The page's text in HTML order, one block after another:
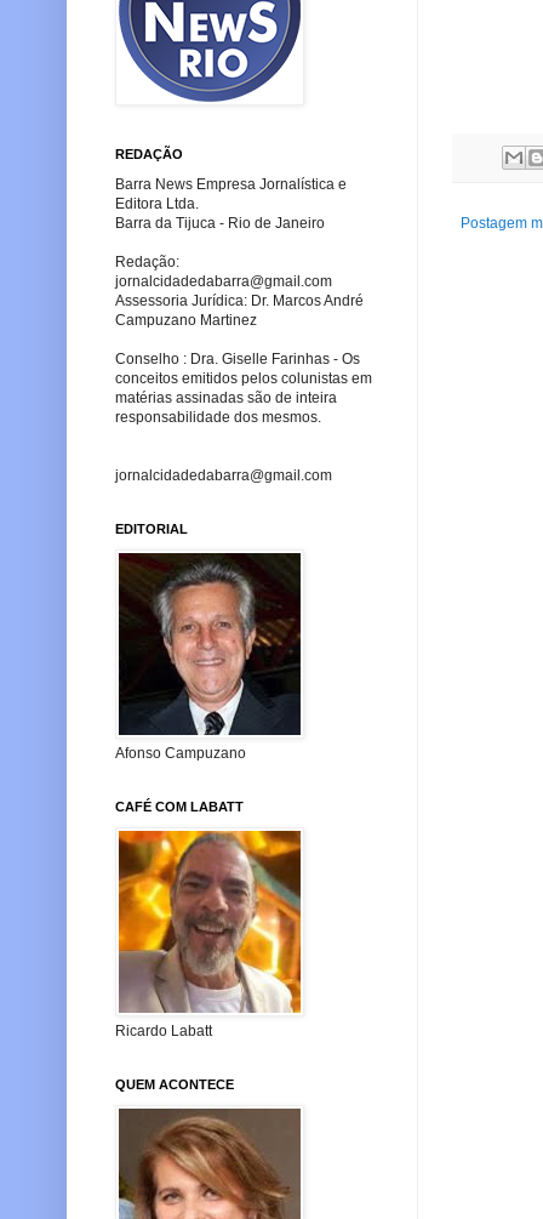
Postagem
REDAÇÃO
Barra News Empresa Jornalística e
Editora Ltda.
Barra da Tijuca - Rio de Janeiro
Redação:
jornalcidadedabarra@gmail.com
Assessoria Jurídica: Dr. Marcos André
Campuzano Martinez
Conselho : Dra. Giselle Farinhas - Os
conceitos emitidos pelos colunistas em
matérias assinadas são de inteira
responsabilidade dos mesmos.
jornalcidadedabarra@gmail.com
EDITORIAL
Afonso Campuzano
CAFÉ COM LABATT
Ricardo Labatt
QUEM ACONTECE